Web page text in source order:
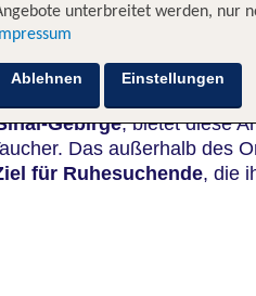
Gebirge, bietet diese
Das außerhalb des
für Ruhesuchende, die
unterbreitet werden, nur
Impressum
Ablehnen Einstellungen